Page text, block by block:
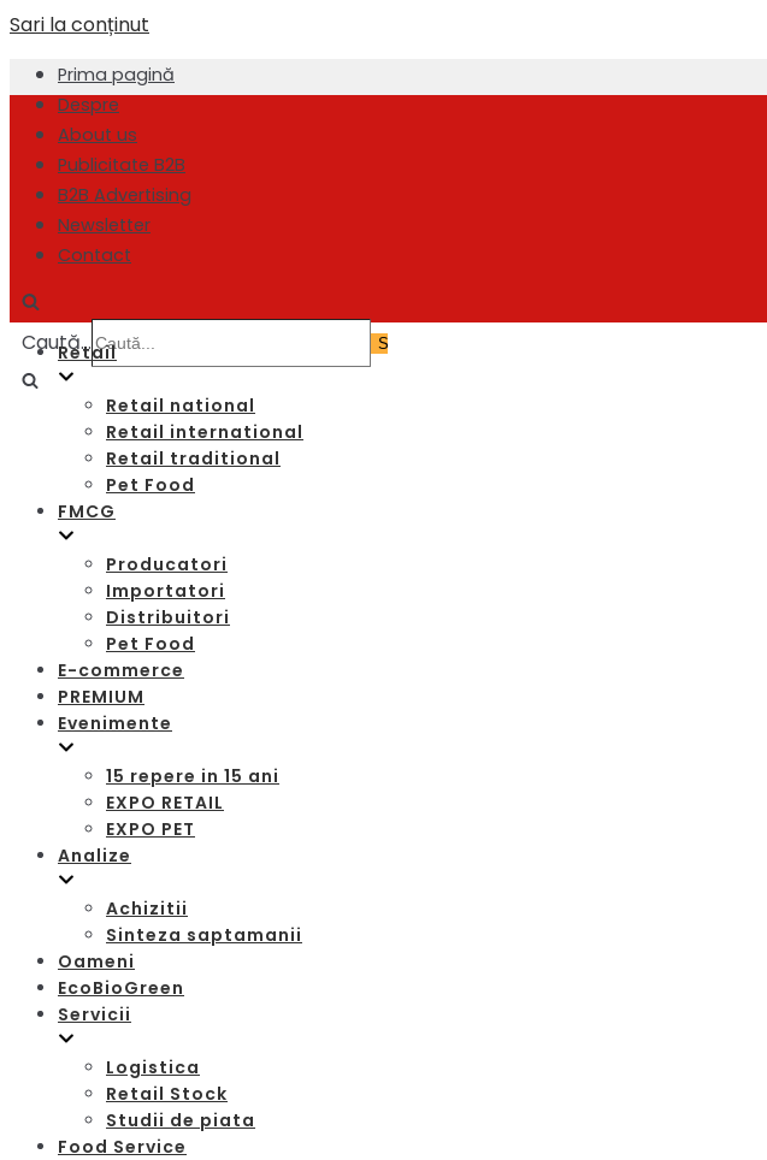
Sari la conținut
Prima pagină
Despre
About us
Publicitate B2B
B2B Advertising
Newsletter
Contact
Caută...
Retail
Retail national
Retail international
Retail traditional
Pet Food
FMCG
Producatori
Importatori
Distribuitori
Pet Food
E-commerce
PREMIUM
Evenimente
15 repere in 15 ani
EXPO RETAIL
EXPO PET
Analize
Achizitii
Sinteza saptamanii
Oameni
EcoBioGreen
Servicii
Logistica
Retail Stock
Studii de piata
Food Service